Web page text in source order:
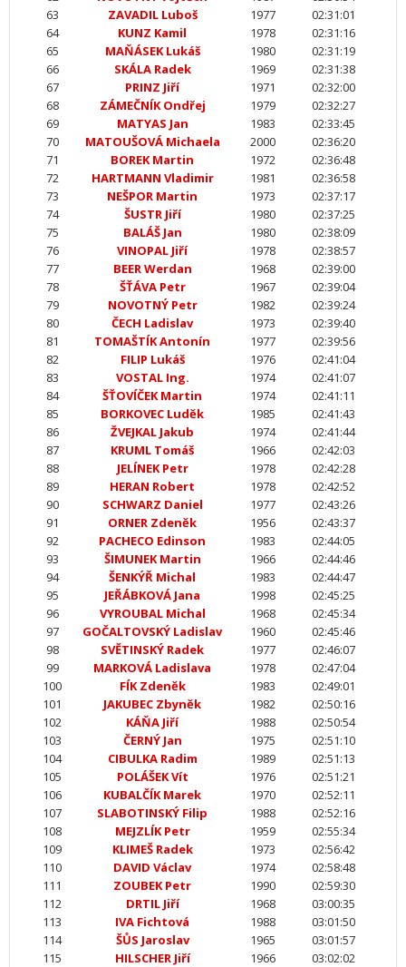
63
ZAVADIL Luboš 1977
02:31:01
64
KUNZ Kamil 1978
02:31:16
65
MAŇÁSEK Lukáš 1980
02:31:19
66
SKÁLA Radek 1969
02:31:38
67
PRINZ Jiří 1971
02:32:00
68
ZÁMEČNÍK Ondřej 1979
02:32:27
69
MATYAS Jan 1983
02:33:45
70
MATOUŠOVÁ Michaela 2000
02:36:20
71
BOREK Martin 1972
02:36:48
72
HARTMANN Vladimir 1981
02:36:58
73
NEŠPOR Martin 1973
02:37:17
74
ŠUSTR Jiří 1980
02:37:25
75
BALÁŠ Jan 1980
02:38:09
76
VINOPAL Jiří 1978
02:38:57
77
BEER Werdan 1968
02:39:00
78
ŠŤÁVA Petr 1967
02:39:04
79
NOVOTNÝ Petr 1982
02:39:24
80
ČECH Ladislav 1973
02:39:40
81
TOMAŠTÍK Antonín 1977
02:39:56
82
FILIP Lukáš 1976
02:41:04
83
VOSTAL Ing. 1974
02:41:07
84
ŠŤOVÍČEK Martin 1974
02:41:11
85
BORKOVEC Luděk 1985
02:41:43
86
ŽVEJKAL Jakub 1974
02:41:44
87
KRUML Tomáš 1966
02:42:03
88
JELÍNEK Petr 1978
02:42:28
89
HERAN Robert 1978
02:42:52
90
SCHWARZ Daniel 1977
02:43:26
91
ORNER Zdeněk 1956
02:43:37
92
PACHECO Edinson 1983
02:44:05
93
ŠIMUNEK Martin 1966
02:44:46
94
ŠENKÝŘ Michal 1983
02:44:47
95
JEŘÁBKOVÁ Jana 1998
02:45:25
96
VYROUBAL Michal 1968
02:45:34
97
GOČALTOVSKÝ Ladislav 1960
02:45:46
98
SVĚTINSKÝ Radek 1977
02:46:07
99
MARKOVÁ Ladislava 1978
02:47:04
100
FÍK Zdeněk 1983
02:49:01
101
JAKUBEC Zbyněk 1982
02:50:16
102
KÁŇA Jiří 1988
02:50:54
103
ČERNÝ Jan 1975
02:51:10
104
CIBULKA Radim 1989
02:51:13
105
POLÁŠEK Vít 1976
02:51:21
106
KUBALČÍK Marek 1970
02:52:11
107
SLABOTINSKÝ Filip 1988
02:52:16
108
MEJZLÍK Petr 1959
02:55:34
109
KLIMEŠ Radek 1973
02:56:42
110
DAVID Václav 1974
02:58:48
111
ZOUBEK Petr 1990
02:59:30
112
DRTIL Jiří 1968
03:00:35
113
IVA Fichtová 1988
03:01:50
114
ŠŮS Jaroslav 1965
03:01:57
115
HILSCHER Jiří 1966
03:02:02